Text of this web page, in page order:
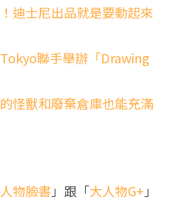
迪士尼出品就是要動起來
聯手舉辦「Drawing
怪獸和廢棄倉庫也能充滿
物臉書」跟「大人物G+」